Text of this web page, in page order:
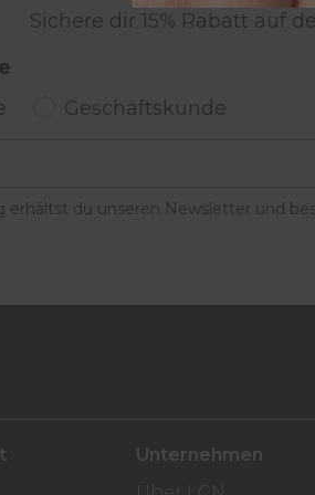
Sichere dir 15% Rabatt auf
Geschäftskunde
erhältst du unseren Newsletter und
Unternehmen